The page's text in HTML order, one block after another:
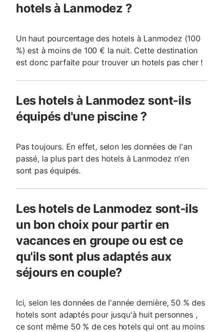
hotels à Lanmodez ?
Un haut pourcentage des hotels à Lanmodez (100
%) est à moins de 100 € la nuit. Cette destination
est donc parfaite pour trouver un hotels pas cher !
Les hotels à Lanmodez sont-ils
équipés d'une piscine ?
Pas toujours. En effet, selon les données de l'an
passé, la plus part des hotels à Lanmodez n'en
sont pas équipés.
Les hotels de Lanmodez sont-ils
un bon choix pour partir en
vacances en groupe ou est ce
qu'ils sont plus adaptés aux
séjours en couple?
Ici, selon les données de l'année dernière, 50 % des
hotels sont adaptés pour jusqu'à huit personnes ,
ce sont même 50 % de ces hotels qui ont au moins